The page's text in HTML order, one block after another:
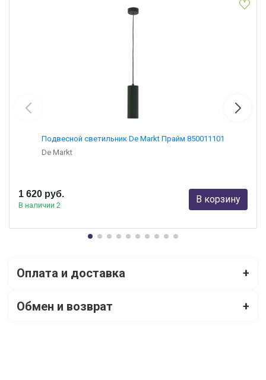
Подвесной светильник De Markt Прайм 850011101
De Markt
1 620 руб.
В наличии 2
В корзину
Оплата и доставка +
Обмен и возврат +